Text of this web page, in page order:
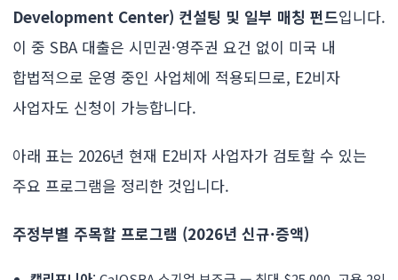
Development Center) 컨설팅 및 일부 매칭 펀드입니다.
이 중 SBA 대출은 시민권·영주권 요건 없이 미국 내
합법적으로 운영 중인 사업체에 적용되므로, E2비자
사업자도 신청이 가능합니다.
아래 표는 2026년 현재 E2비자 사업자가 검토할 수 있는
주요 프로그램을 정리한 것입니다.
주정부별 주목할 프로그램 (2026년 신규·증액)